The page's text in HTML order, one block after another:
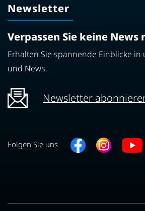
Newsletter
Verpassen Sie keine News
Erhalten Sie spannende Einblicke in
und News.
Newsletter
Folgen Sie uns